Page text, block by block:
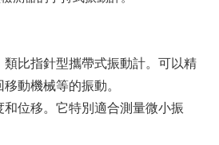
比指針型攜帶式振動計。可以精
動機械等的振動。
位移。它特別適合測量微小振